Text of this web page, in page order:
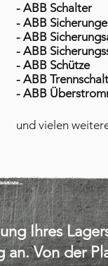
- ABB Schalter
- ABB
- ABB
- ABB
- ABB Schütze
- ABB
- ABB
und vielen
Ihres
Von der